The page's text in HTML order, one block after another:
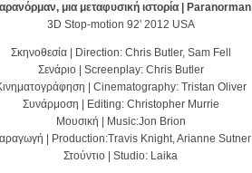
μια μεταφυσική ιστορία | Paranorman
3D Stop-motion 92' 2012 USA
Σκηνοθεσία | Direction: Chris Butler, Sam Fell
Σενάριο | Screenplay: Chris Butler
| Cinematography: Tristan Oliver
Συνάρμοση | Editing: Christopher Murrie
Μουσική | Music:Jon Brion
| Production:Travis Knight, Arianne Sutner
Στούντιο | Studio: Laika